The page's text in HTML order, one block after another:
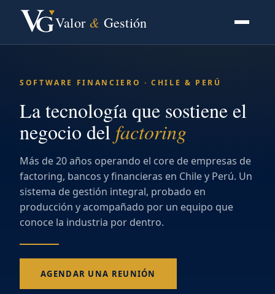
Valor & Gestión
SOFTWARE FINANCIERO · CHILE & PERÚ
La tecnología que sostiene el
negocio del factoring
Más de 20 años operando el core de empresas de
factoring, bancos y financieras en Chile y Perú. Un
sistema de gestión integral, probado en
producción y acompañado por un equipo que
conoce la industria por dentro.
AGENDAR UNA REUNIÓN